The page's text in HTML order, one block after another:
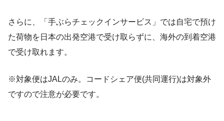
さらに、「手ぶらチェックインサービス」では自宅で預け
た荷物を日本の出発空港で受け取らずに、海外の到着空港
で受け取れます。
※対象便はJALのみ。コードシェア便(共同運行)は対象外
ですので注意が必要です。